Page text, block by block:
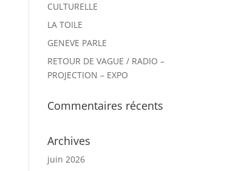
CULTURELLE
LA TOILE
GENEVE PARLE
RETOUR DE VAGUE / RADIO –
PROJECTION – EXPO
Commentaires récents
Archives
juin 2026